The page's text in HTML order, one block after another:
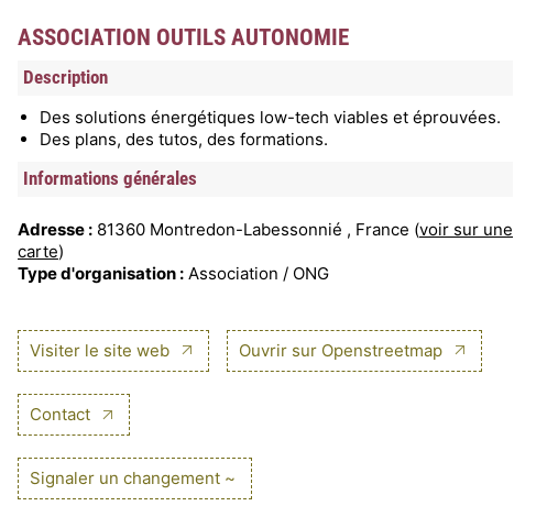
ASSOCIATION OUTILS AUTONOMIE
Description
Des solutions énergétiques low-tech viables et éprouvées.
Des plans, des tutos, des formations.
Informations générales
Adresse : 81360 Montredon-Labessonnié , France (voir sur une
carte)
Type d'organisation : Association / ONG
Visiter le site web Ouvrir sur Openstreetmap
Contact
Signaler un changement ~